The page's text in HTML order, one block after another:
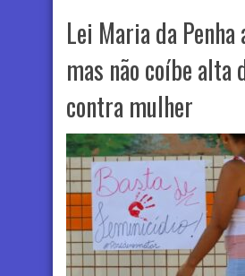
Lei Maria da Penha
mas não coíbe alta
contra mulher